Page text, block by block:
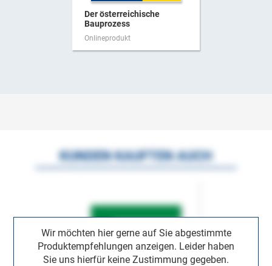
Der österreichische
Bauprozess
Onlineprodukt
Wir möchten hier gerne auf Sie abgestimmte
Produktempfehlungen anzeigen. Leider haben
Sie uns hierfür keine Zustimmung gegeben.
KUNDEN KAUFTEN AUCH